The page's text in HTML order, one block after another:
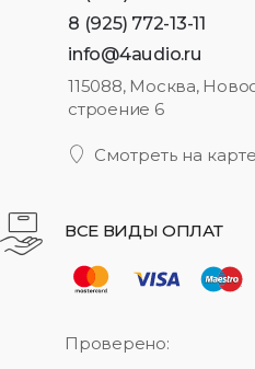
8 (925) 772-13-11
info@4audio.ru
115088, Москва,
строение 6
Смотреть на карте
ВСЕ ВИДЫ ОПЛАТ
Проверено: